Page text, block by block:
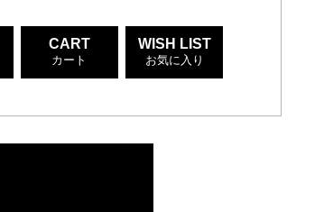
CART
カート
WISH LIST
お気に入り